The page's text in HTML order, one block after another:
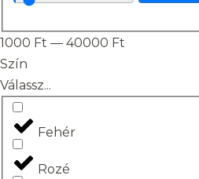
1000 Ft — 40000 Ft
Szín
Válassz...
Fehér
Rozé